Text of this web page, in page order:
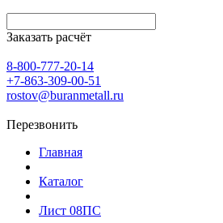
Заказать расчёт
8-800-777-20-14
+7-863-309-00-51
rostov@buranmetall.ru
Перезвонить
Главная
Каталог
Лист 08ПС